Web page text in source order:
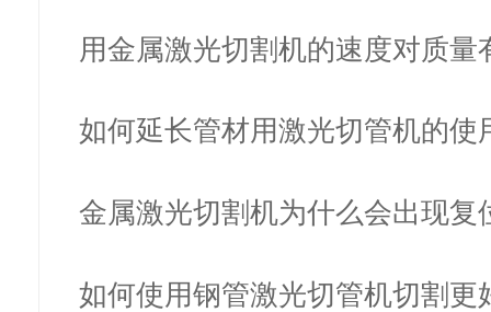
用金属激光切割机的速度对质量
吗?
如何延长管材用激光切管机的使
命？
金属激光切割机为什么会出现复
的现…
如何使用钢管激光切管机切割更